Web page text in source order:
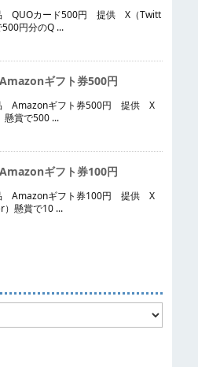
QUOカード500円 提供 X（Twitt
円分のQ ...
Amazonギフト券500円
Amazonギフト券500円 提供 X
懸賞で500 ...
Amazonギフト券100円
Amazonギフト券100円 提供 X
）懸賞で10 ...